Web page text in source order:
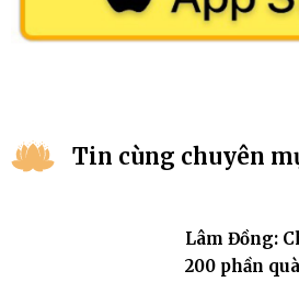
Tin cùng chuyên
Lâm Đồng:
200 phần